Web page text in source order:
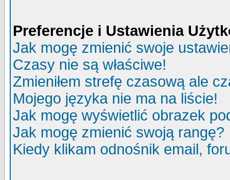
Preferencje i Ustawienia
Jak mogę zmienić swoje
Czasy nie są właściwe!
Zmieniłem strefę czasową ale
Mojego języka nie ma na liście!
Jak mogę wyświetlić obrazek
Jak mogę zmienić swoją rangę?
Kiedy klikam odnośnik email,